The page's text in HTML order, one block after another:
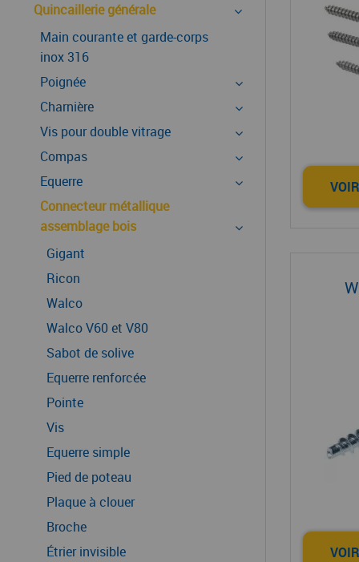
Quincaillerie générale
Main courante et garde-corps
inox 316
Poignée
Charnière
Vis pour double vitrage
Compas
Equerre
Connecteur métallique
assemblage bois
Gigant
Ricon
Walco
Walco V60 et V80
Sabot de solive
Equerre renforcée
Pointe
Vis
Equerre simple
Pied de poteau
Plaque à clouer
Broche
Étrier invisible